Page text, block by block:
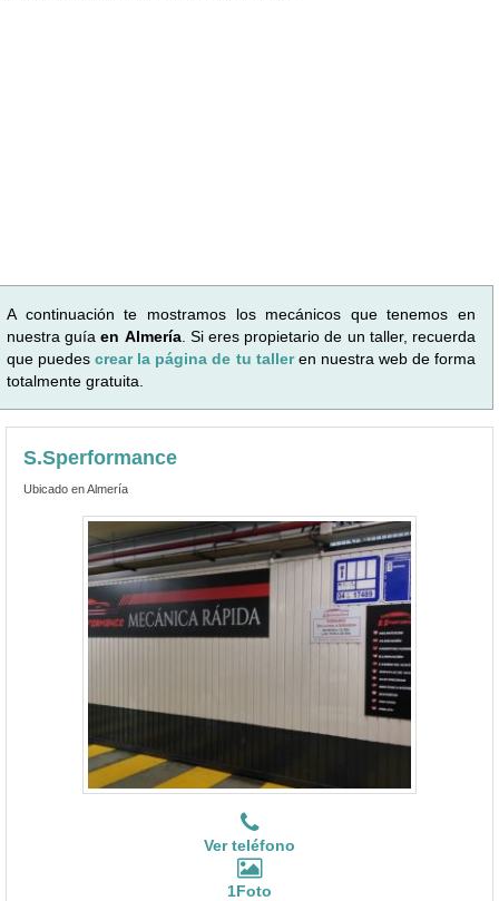
A continuación te mostramos los mecánicos que tenemos en
nuestra guíaen Almería. Si eres propietario de un taller, recuerda
que puedescrear la página de tu talleren nuestra web de forma
totalmente gratuita.
S.Sperformance
Ubicado en Almería
Ver teléfono
1Foto